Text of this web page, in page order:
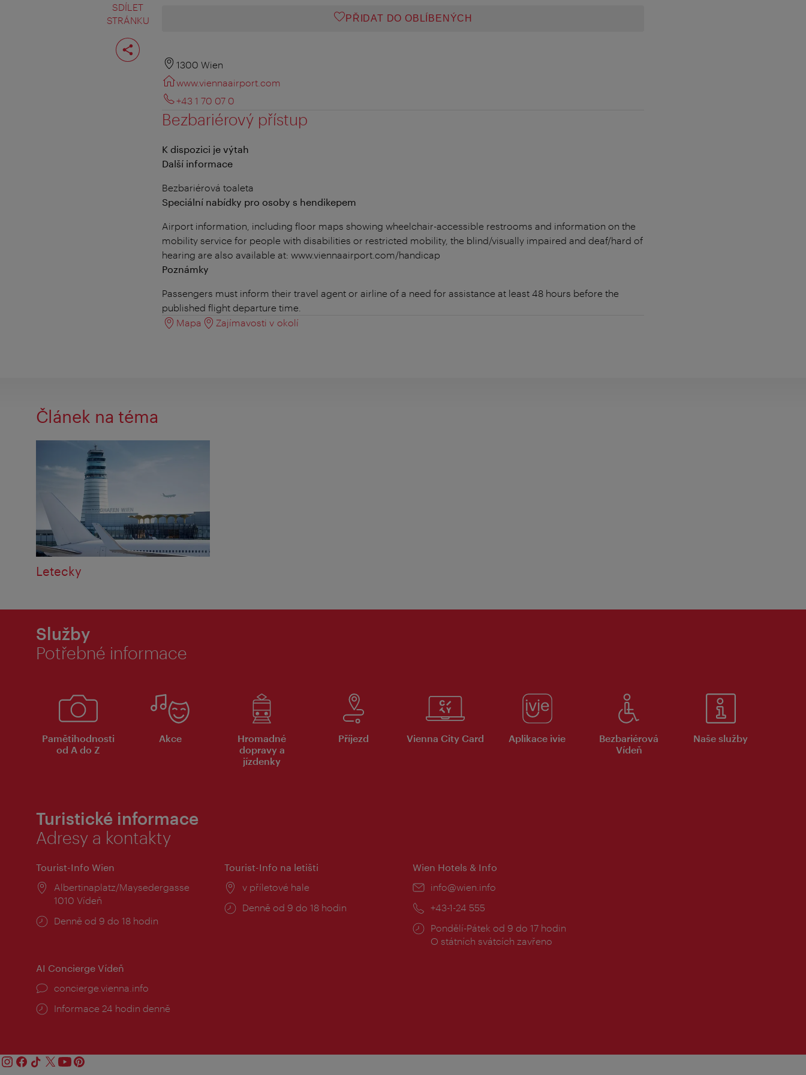
SDÍLET
STRÁNKU
Rozdělit
stranu
PŘIDAT DO OBLÍBENÝCH
1300 Wien
www.viennaairport.com
+43 1 70 07 0
Bezbariérový přístup
K dispozici je výtah
Další informace
Bezbariérová toaleta
Speciální nabídky pro osoby s hendikepem
Airport information, including floor maps showing wheelchair-accessible restrooms and information on the
mobility service for people with disabilities or restricted mobility, the blind/visually impaired and deaf/hard of
hearing are also available at: www.viennaairport.com/handicap
Poznámky
Passengers must inform their travel agent or airline of a need for assistance at least 48 hours before the
published flight departure time.
Mapa
Zajímavosti v okolí
Článek na téma
Letecky
Služby
Potřebné informace
Pamětihodnosti
od A do Z
Akce
Hromadné
dopravy a
jízdenky
Příjezd Vienna City Card Aplikace ivie
Bezbariérová
Vídeň
Naše služby
Turistické informace
Adresy a kontakty
Tourist-Info Wien
Místo:
Albertinaplatz/Maysedergasse
1010 Vídeň
Provozní
Denně od 9 do 18 hodin
Tourist-Info na letišti
Místo:
v příletové hale
Provozní
Denně od 9 do 18 hodin
Wien Hotels & Info
E-
info@wien.info
Telefon:
+43-1-24 555
Provozní
doba:
Pondělí-Pátek od 9 do 17 hodin
O státních svátcích zavřeno
AI Concierge Vídeň
concierge.vienna.info
Informace 24 hodin denně